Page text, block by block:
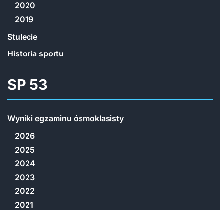
2020
2019
Stulecie
Historia sportu
SP 53
Wyniki egzaminu ósmoklasisty
2026
2025
2024
2023
2022
2021